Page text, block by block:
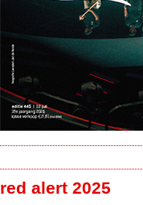
red alert 2025